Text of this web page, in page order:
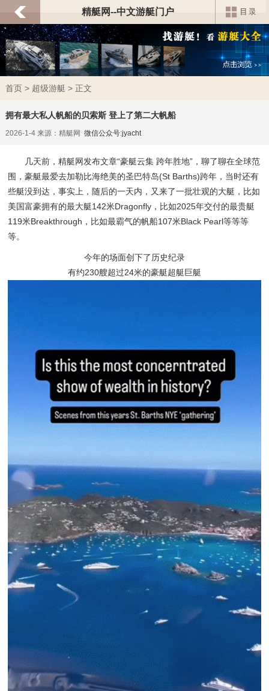
精艇网--中文游艇门户
首页> 超级游艇 > 正文
拥有最大私人帆船的贝索斯 登上了第二大帆船
2026-1-4 来源：精艇网 微信公众号:jyacht
几天前，精艇网发布文章“豪艇云集 跨年胜地”，聊了聊在全球范
围，豪艇最爱去加勒比海绝美的圣巴特岛(St Barths)跨年，当时还有
些艇没到达，事实上，随后的一天内，又来了一批壮观的大艇，比如
美国富豪拥有的最大艇142米Dragonfly，比如2025年交付的最贵艇
119米Breakthrough，比如最霸气的帆船107米Black Pearl等等等
等。
今年的场面创下了历史纪录
有约230艘超过24米的豪艇超艇巨艇